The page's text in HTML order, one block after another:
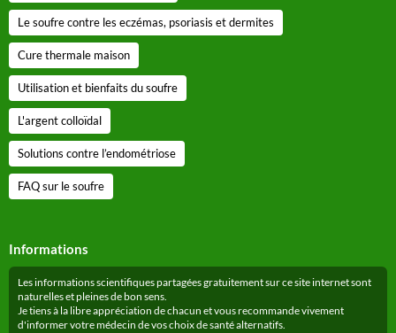
Le soufre contre les eczémas, psoriasis et dermites
Cure thermale maison
Utilisation et bienfaits du soufre
L'argent colloïdal
Solutions contre l’endométriose
FAQ sur le soufre
Informations
Les informations scientifiques partagées gratuitement sur ce site internet sont
naturelles et pleines de bon sens.
Je tiens à la libre appréciation de chacun et vous recommande vivement
d'informer votre médecin de vos choix de santé alternatifs.